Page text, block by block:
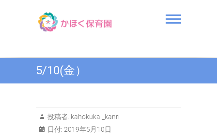
かほく保育園
5/10(金）
投稿者: kahokukai_kanri
日付: 2019年5月10日